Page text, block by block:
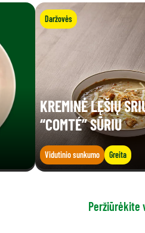
Daržovės
KREMINĖ LĘŠIŲ
“COMTÉ” SŪRIU
Vidutinio sunkumo Greita
Peržiūrėkite